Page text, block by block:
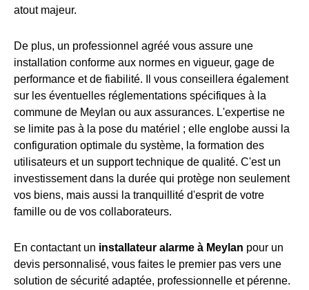
atout majeur.
De plus, un professionnel agréé vous assure une
installation conforme aux normes en vigueur, gage de
performance et de fiabilité. Il vous conseillera également
sur les éventuelles réglementations spécifiques à la
commune de Meylan ou aux assurances. L'expertise ne
se limite pas à la pose du matériel ; elle englobe aussi la
configuration optimale du système, la formation des
utilisateurs et un support technique de qualité. C'est un
investissement dans la durée qui protège non seulement
vos biens, mais aussi la tranquillité d'esprit de votre
famille ou de vos collaborateurs.
En contactant un installateur alarme à Meylan pour un
devis personnalisé, vous faites le premier pas vers une
solution de sécurité adaptée, professionnelle et pérenne.